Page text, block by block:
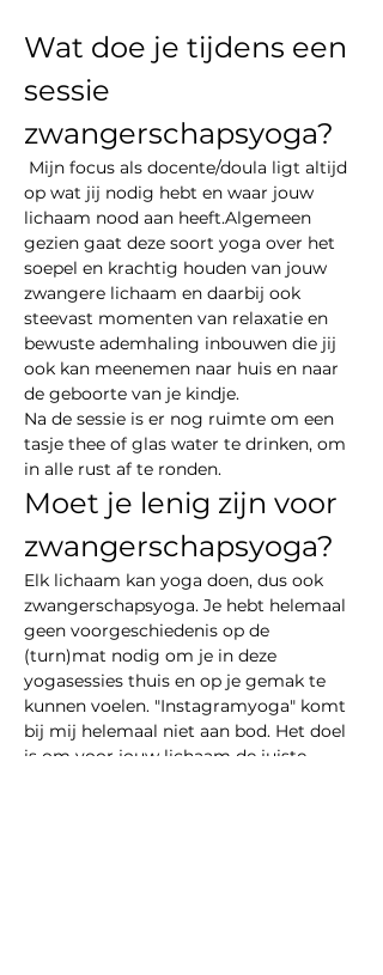
Wat doe je tijdens een
sessie
zwangerschapsyoga?
Mijn focus als docente/doula ligt altijd
op wat jij nodig hebt en waar jouw
lichaam nood aan heeft.Algemeen
gezien gaat deze soort yoga over het
soepel en krachtig houden van jouw
zwangere lichaam en daarbij ook
steevast momenten van relaxatie en
bewuste ademhaling inbouwen die jij
ook kan meenemen naar huis en naar
de geboorte van je kindje.
Na de sessie is er nog ruimte om een
tasje thee of glas water te drinken, om
in alle rust af te ronden.
Moet je lenig zijn voor
zwangerschapsyoga?
Elk lichaam kan yoga doen, dus ook
zwangerschapsyoga. Je hebt helemaal
geen voorgeschiedenis op de
(turn)mat nodig om je in deze
yogasessies thuis en op je gemak te
kunnen voelen. "Instagramyoga" komt
bij mij helemaal niet aan bod. Het doel
is om voor jouw lichaam de juiste